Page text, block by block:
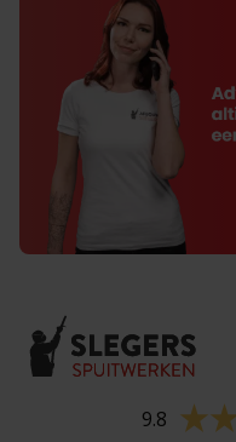
9.8